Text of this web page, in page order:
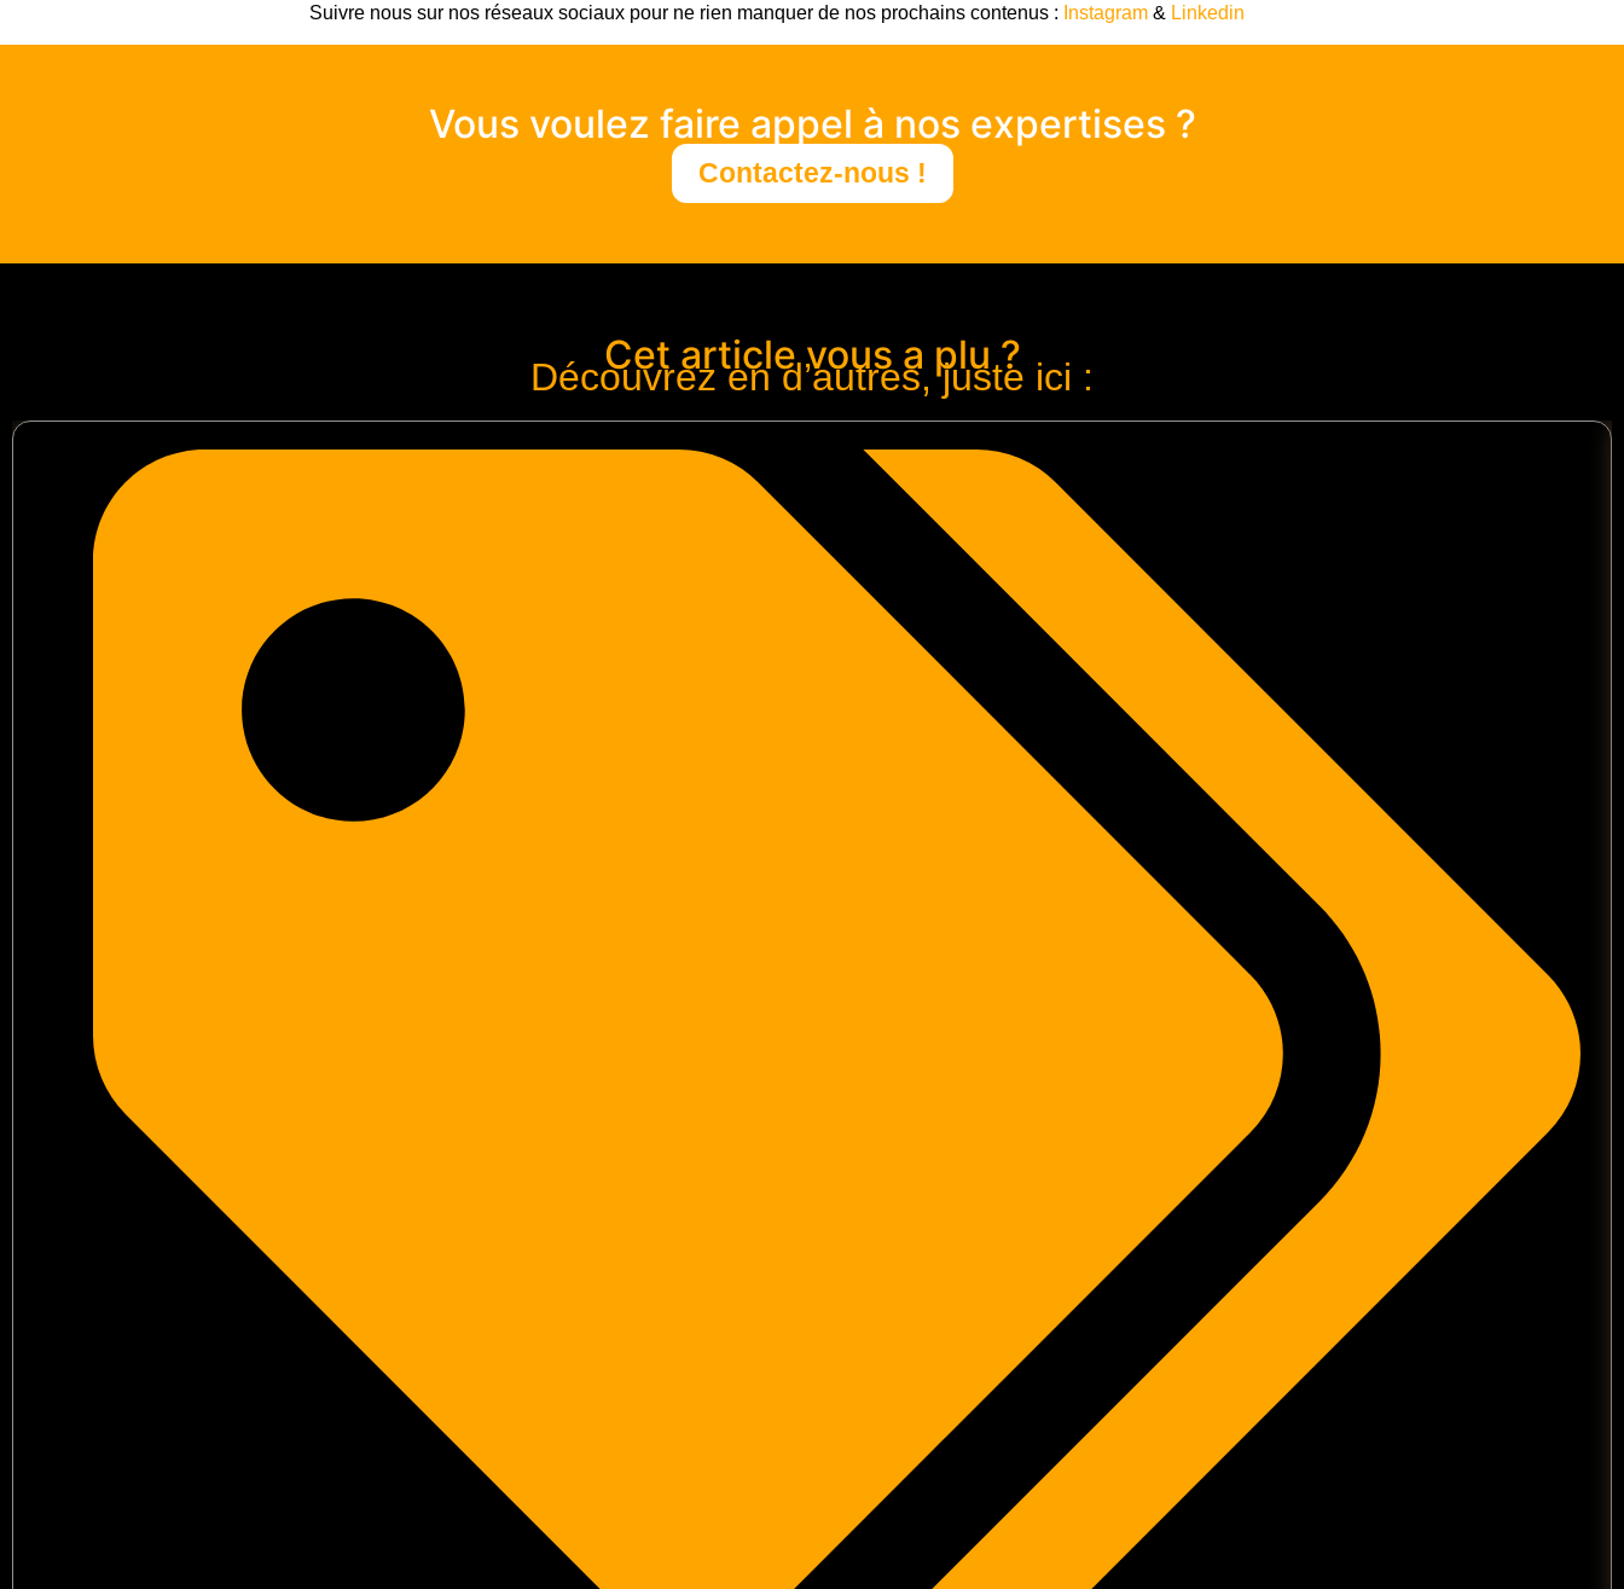
Suivre nous sur nos réseaux sociaux pour ne rien manquer de nos prochains contenus : Instagram & Linkedin
Vous voulez faire appel à nos expertises ?
Contactez-nous !
Cet article vous a plu ?
Découvrez en d’autres, juste ici :